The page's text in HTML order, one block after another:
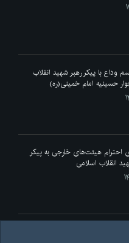
وداع با پیکر رهبر شهید انقلاب
حسینیه امام خمینی(ره)
احترام هیئت‌های خارجی به پیکر
انقلاب اسلامی